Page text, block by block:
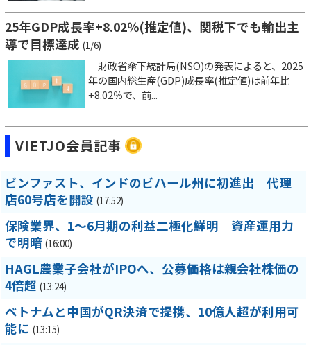
25年GDP成長率+8.02％(推定値)、関税下でも輸出主
導で目標達成 (1/6)
財政省傘下統計局(NSO)の発表によると、2025
年の国内総生産(GDP)成長率(推定値)は前年比
+8.02％で、前...
VIETJO会員記事
ビンファスト、インドのビハール州に初進出 代理
店60号店を開設 (17:52)
保険業界、1～6月期の利益二極化鮮明 資産運用力
で明暗 (16:00)
HAGL農業子会社がIPOへ、公募価格は親会社株価の
4倍超 (13:24)
ベトナムと中国がQR決済で提携、10億人超が利用可
能に (13:15)